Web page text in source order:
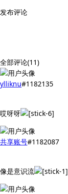
发布评论
全部评论(11)
ylliknu#1182135
哎呀呀
共享账号#1182087
像是意识流